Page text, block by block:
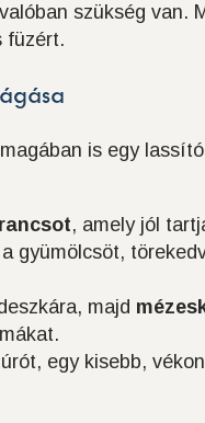
szükség van.
füzért.
is egy
, amely jól
a gyümölcsöt,
majd
egy kisebb,